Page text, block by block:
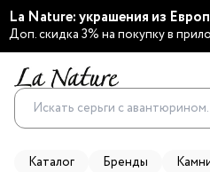
La Nature: украшения из
Доп. скидка 3% на покупку в
Каталог Бренды